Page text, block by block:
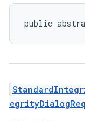
public